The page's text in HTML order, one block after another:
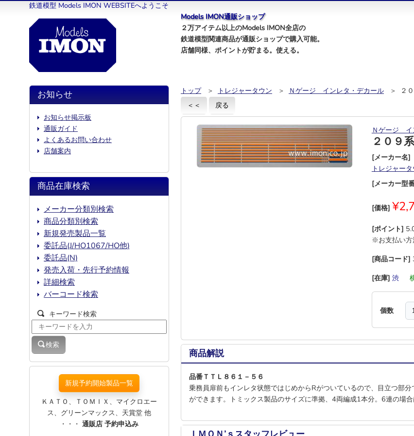
鉄道模型 Models IMON WEBSITEへようこそ
Models IMON通販ショップ
２万アイテム以上のModels IMON全店の
鉄道模型関連商品が通販ショップで購入可能。
店舗同様、ポイントが貯まる。使える。
トップ ＞ トレジャータウン ＞ Ｎゲージ インレタ・デカール
＞ ２
＜＜
戻る
Ｎゲージ イ
２０９
[メーカー名]
トレジャー
[メーカー型
[価格]
[ポイント]
※お支払い方
[商品コード]
[在庫] 渋
個数
商品解説
品番ＴＴＬ８６１－５６
乗務員扉前もインレタ状態ではじめからRがついているので、目立つ部
ができます。トミックス製品のサイズに準拠、4両編成1本分。6連の場合
お知らせ
お知らせ掲示板
通販ガイド
よくあるお問い合わせ
店舗案内
商品在庫検索
メーカー分類別検索
商品分類別検索
新規発売製品一覧
委託品(J/HO1067/HO他)
委託品(N)
発売入荷・先行予約情報
詳細検索
バーコード検索
キーワード検索
検索
新規予約開始製品一覧
ＫＡＴＯ、ＴＯＭＩＸ、マイクロエー
ス、グリーンマックス、天賞堂 他
・・・ 通販店 予約申込み